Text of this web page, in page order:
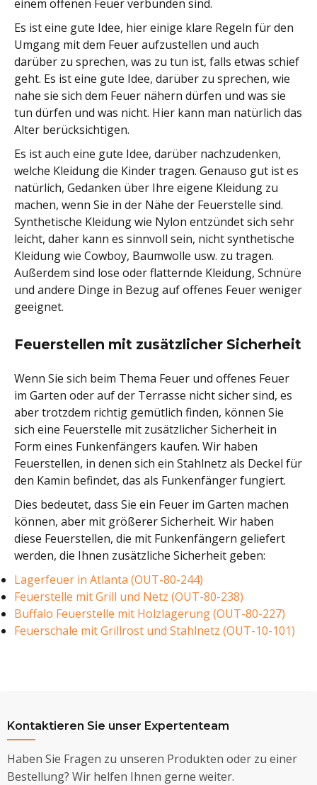
einem offenen Feuer verbunden sind.
Es ist eine gute Idee, hier einige klare Regeln für den
Umgang mit dem Feuer aufzustellen und auch
darüber zu sprechen, was zu tun ist, falls etwas schief
geht. Es ist eine gute Idee, darüber zu sprechen, wie
nahe sie sich dem Feuer nähern dürfen und was sie
tun dürfen und was nicht. Hier kann man natürlich das
Alter berücksichtigen.
Es ist auch eine gute Idee, darüber nachzudenken,
welche Kleidung die Kinder tragen. Genauso gut ist es
natürlich, Gedanken über Ihre eigene Kleidung zu
machen, wenn Sie in der Nähe der Feuerstelle sind.
Synthetische Kleidung wie Nylon entzündet sich sehr
leicht, daher kann es sinnvoll sein, nicht synthetische
Kleidung wie Cowboy, Baumwolle usw. zu tragen.
Außerdem sind lose oder flatternde Kleidung, Schnüre
und andere Dinge in Bezug auf offenes Feuer weniger
geeignet.
Feuerstellen mit zusätzlicher Sicherheit
Wenn Sie sich beim Thema Feuer und offenes Feuer
im Garten oder auf der Terrasse nicht sicher sind, es
aber trotzdem richtig gemütlich finden, können Sie
sich eine Feuerstelle mit zusätzlicher Sicherheit in
Form eines Funkenfängers kaufen. Wir haben
Feuerstellen, in denen sich ein Stahlnetz als Deckel für
den Kamin befindet, das als Funkenfänger fungiert.
Dies bedeutet, dass Sie ein Feuer im Garten machen
können, aber mit größerer Sicherheit. Wir haben
diese Feuerstellen, die mit Funkenfängern geliefert
werden, die Ihnen zusätzliche Sicherheit geben:
Lagerfeuer in Atlanta (OUT-80-244)
Feuerstelle mit Grill und Netz (OUT-80-238)
Buffalo Feuerstelle mit Holzlagerung (OUT-80-227)
Feuerschale mit Grillrost und Stahlnetz (OUT-10-101)
Kontaktieren Sie unser Expertenteam
Haben Sie Fragen zu unseren Produkten oder zu einer
Bestellung? Wir helfen Ihnen gerne weiter.